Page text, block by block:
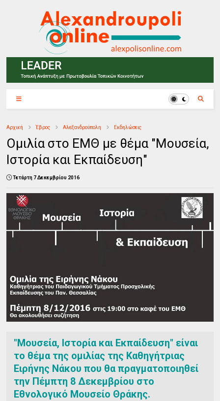
Αρχική Έβρος Αλεξανδρούπολη Εκδηλώσεις
Ομιλία στο ΕΜΘ με θέμα "Μουσεία,
Ιστορία και Εκπαίδευση"
Τετάρτη 7 Δεκεμβρίου 2016
"Μουσεία, Ιστορία και Εκπαίδευση" είναι
το θέμα της ομιλίας της Καθηγήτριας
Ειρήνης Νάκου που θα πραγματοποιηθεί
την Πέμπτη 8 Δεκεμβρίου στο
Εθνολογικό Μουσείο Θράκης.